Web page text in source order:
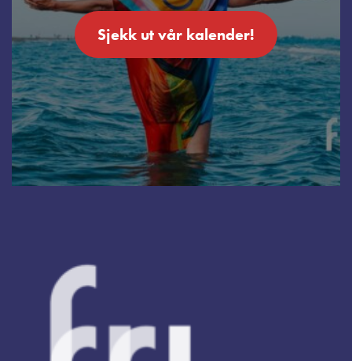
Sjekk ut vår kalender!